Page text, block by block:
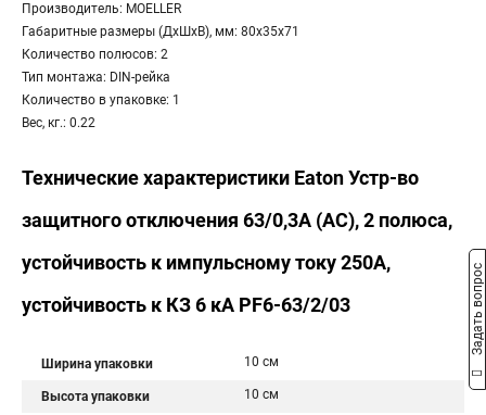
Производитель: MOELLER
Габаритные размеры (ДхШхВ), мм: 80x35x71
Количество полюсов: 2
Тип монтажа: DIN-рейка
Количество в упаковке: 1
Вес, кг.: 0.22
Технические характеристики Eaton Устр-во
защитного отключения 63/0,3А (АС), 2 полюса,
устойчивость к импульсному току 250А,
устойчивость к КЗ 6 кА PF6-63/2/03
Ширина упаковки 10 см
Высота упаковки 10 см
Задать вопрос